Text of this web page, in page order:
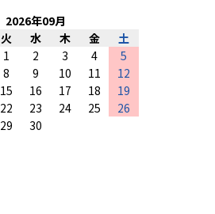
2026年09月
火 水 木 金
土
1
2 3 4
5
8 9 10 11
12
15 16 17 18
19
22 23 24 25
26
29
30